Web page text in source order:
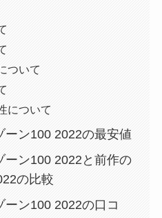
ついて
について
ーン100 2022の最安値
ーン100 2022と前作の
の比較
ーン100 2022の口コ